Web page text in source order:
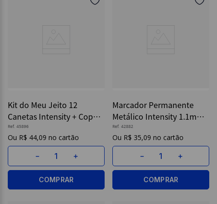
Kit do Meu Jeito 12
Canetas Intensity + Copo
Personalizável - Bic
Ref. 45896
R$ 44,09
＋
－
COMPRAR
Marcador Permanente
Metálico Intensity 1.1mm
C/6 Cores - Bic
Ref. 42882
R$ 35,09
＋
－
COMPRAR